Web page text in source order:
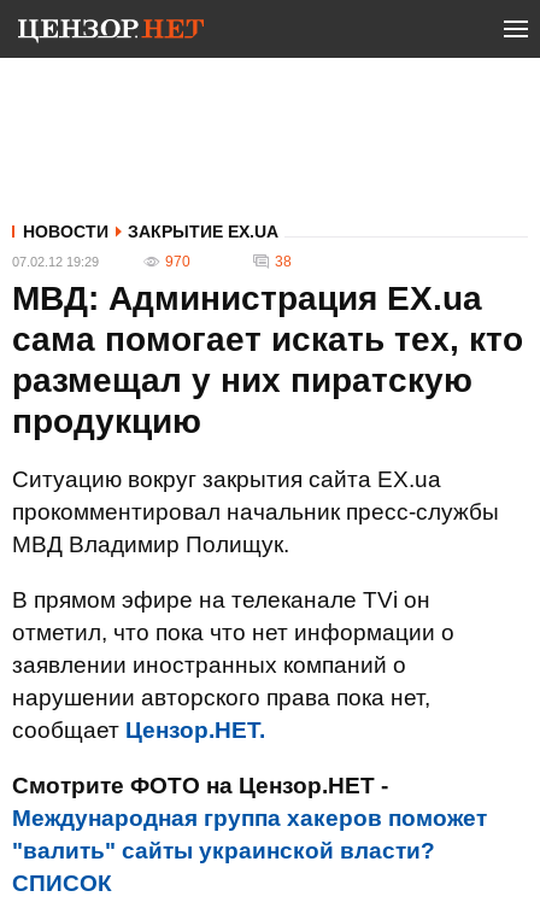
НОВОСТИ ЗАКРЫТИЕ EX.UA
07.02.12 19:29 970 38
МВД: Администрация EX.ua
сама помогает искать тех, кто
размещал у них пиратскую
продукцию
Ситуацию вокруг закрытия сайта EX.ua
прокомментировал начальник пресс-службы
МВД Владимир Полищук.
В прямом эфире на телеканале TVi он
отметил, что пока что нет информации о
заявлении иностранных компаний о
нарушении авторского права пока нет,
сообщает Цензор.НЕТ.
Смотрите ФОТО на Цензор.НЕТ -
Международная группа хакеров поможет
"валить" сайты украинской власти?
СПИСОК